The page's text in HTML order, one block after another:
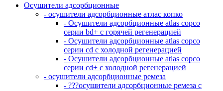
Осушители адсорбционные
- осушители адсорбционные атлас копко
- Осушители адсорбционные atlas copco
серии bd+ с горячей регенерацией
- Осушители адсорбционные atlas copco
серии cd с холодной регенерацией
- Осушители адсорбционные atlas copco
серии cd+ с холодной регенерацией
- осушители адсорбционные ремеза
- ???осушители адсорбционные ремеза с